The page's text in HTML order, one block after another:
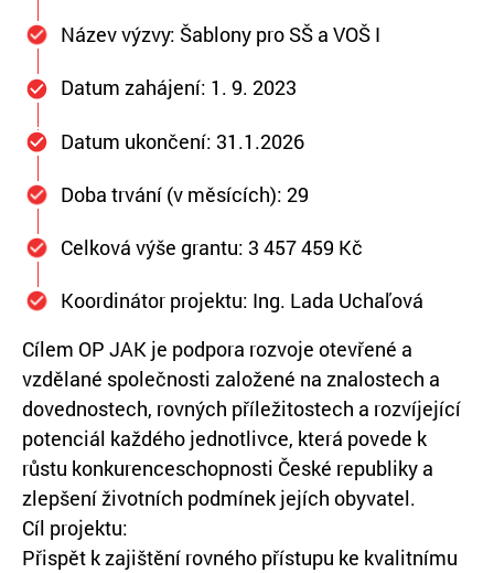
Název výzvy: Šablony pro SŠ a VOŠ I
Datum zahájení: 1. 9. 2023
Datum ukončení: 31.1.2026
Doba trvání (v měsících): 29
Celková výše grantu: 3 457 459 Kč
Koordinátor projektu: Ing. Lada Uchaľová
Cílem OP JAK je podpora rozvoje otevřené a
vzdělané společnosti založené na znalostech a
dovednostech, rovných příležitostech a rozvíjející
potenciál každého jednotlivce, která povede k
růstu konkurenceschopnosti České republiky a
zlepšení životních podmínek jejích obyvatel.
Cíl projektu:
Přispět k zajištění rovného přístupu ke kvalitnímu